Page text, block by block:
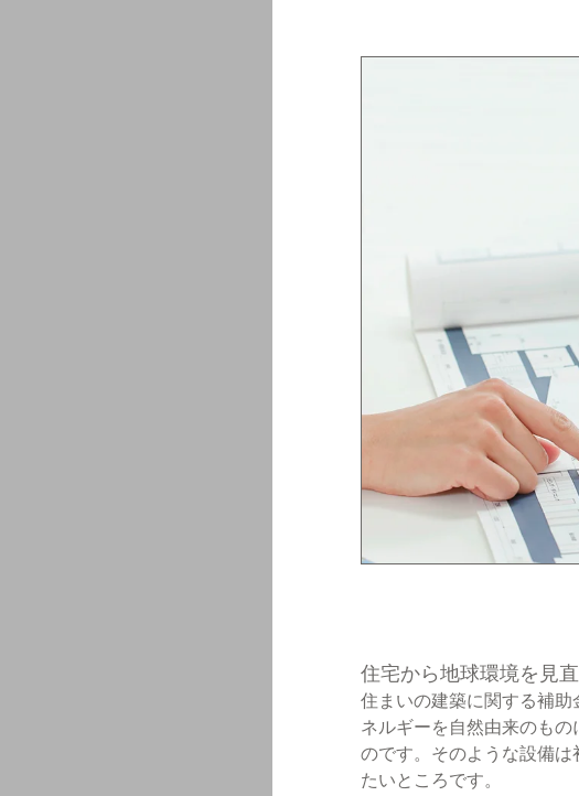
住宅から地球環境を見
住まいの建築に関する補
ネルギーを自然由来のも
のです。そのような設備
たいところです。